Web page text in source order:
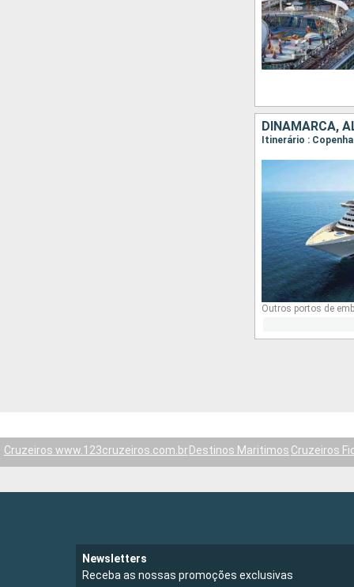
DINAMARCA,
Itinerário :
Outros portos de
Cruzeiros www.123cruzeiros.com.br Destinos Maritimos Cruzeiros
Newsletters
Receba as nossas promoções exclusivas